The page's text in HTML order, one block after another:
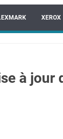
XEROX
à jour